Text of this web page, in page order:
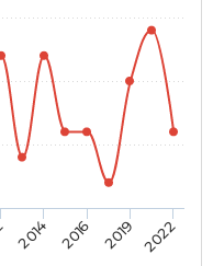
2014 2016 2019 2022